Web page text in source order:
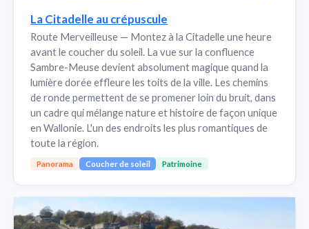
La Citadelle au crépuscule
Route Merveilleuse — Montez à la Citadelle une heure
avant le coucher du soleil. La vue sur la confluence
Sambre-Meuse devient absolument magique quand la
lumière dorée effleure les toits de la ville. Les chemins
de ronde permettent de se promener loin du bruit, dans
un cadre qui mélange nature et histoire de façon unique
en Wallonie. L'un des endroits les plus romantiques de
toute la région.
Panorama Coucher de soleil Patrimoine